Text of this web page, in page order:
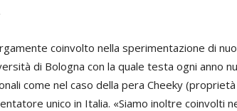
coinvolto nella sperimentazione di
di Bologna con la quale testa ogni anno
come nel caso della pera Cheeky
unico in Italia. «Siamo inoltre coinvolti